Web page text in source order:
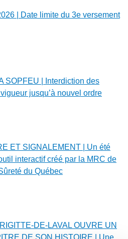
| Date limite du 3e versement
SOPFEU | Interdiction des
jusqu’à nouvel ordre
ET SIGNALEMENT | Un été
interactif créé par la MRC de
du Québec
DE-LAVAL OUVRE UN